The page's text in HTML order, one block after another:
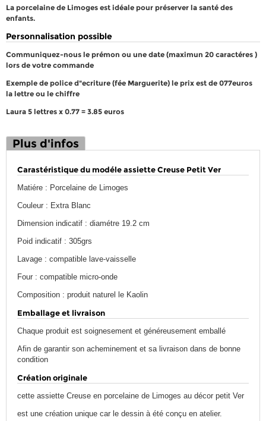
La porcelaine de Limoges est idéale pour préserver la santé des
enfants.
Personnalisation possible
Communiquez-nous le prémon ou une date (maximun 20 caractéres )
lors de votre commande
Exemple de police d"ecriture (fée Marguerite) le prix est de 077euros
la lettre ou le chiffre
Laura 5 lettres x 0.77 = 3.85 euros
Plus d'infos
Carastéristique du modéle assiette Creuse Petit Ver
Matiére : Porcelaine de Limoges
Couleur : Extra Blanc
Dimension indicatif : diamétre 19.2 cm
Poid indicatif : 305grs
Lavage : compatible lave-vaisselle
Four : compatible micro-onde
Composition : produit naturel le Kaolin
Emballage et livraison
Chaque produit est soignesement et généreusement emballé
Afin de garantir son acheminement et sa livraison dans de bonne
condition
Création originale
cette assiette Creuse en porcelaine de Limoges au décor petit Ver
est une création unique car le dessin à été conçu en atelier.